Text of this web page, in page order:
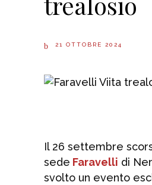
21 OTTOBRE 2024
Il 26 settembre
sede Faravelli di
svolto un evento